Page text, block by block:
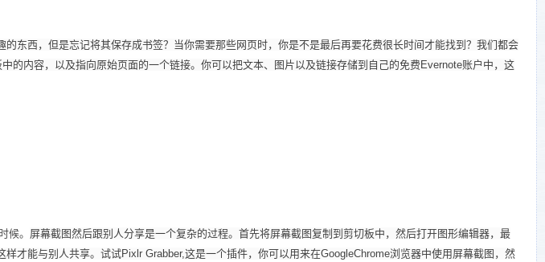
的东西，但是忘记将其保存成书签？当你需要那些网页时，你是不是最后再要花费很长时间才能找到？我们都会
的内容，以及指向原始页面的一个链接。你可以把文本、图片以及链接存储到自己的免费Evernote账户中，这
候。 屏幕截图然后跟别人分享是一个复杂的过程。首先将屏幕截图复制到剪切板中，然后打开图形编辑器，最
才能与别人共享。试试Pixlr Grabber,这是一个插件，你可以用来在GoogleChrome浏览器中使用屏幕截图，然